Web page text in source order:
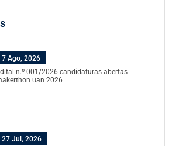
7 Ago, 2026
n.º 001/2026 candidaturas abertas -
uan 2026
27 Jul, 2026